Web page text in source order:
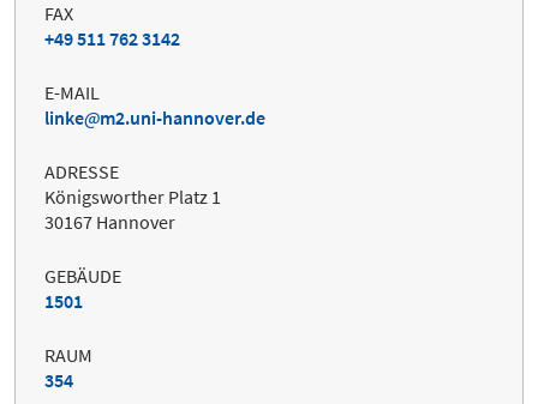
FAX
+49 511 762 3142
E-MAIL
linke
m2.uni-hannover.de
ADRESSE
Königsworther Platz 1
30167 Hannover
GEBÄUDE
1501
RAUM
354